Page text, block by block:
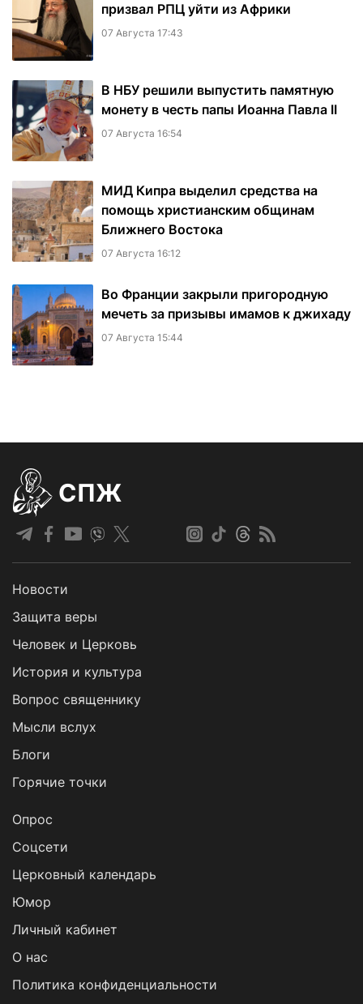
призвал РПЦ уйти из Африки
07 Августа 17:43
В НБУ решили выпустить памятную
монету в честь папы Иоанна Павла II
07 Августа 16:54
МИД Кипра выделил средства на
помощь христианским общинам
Ближнего Востока
07 Августа 16:12
Во Франции закрыли пригородную
мечеть за призывы имамов к джихаду
07 Августа 15:44
СПЖ
Новости
Защита веры
Человек и Церковь
История и культура
Вопрос священнику
Мысли вслух
Блоги
Горячие точки
Опрос
Cоцсети
Церковный календарь
Юмор
Личный кабинет
О нас
Политика конфиденциальности